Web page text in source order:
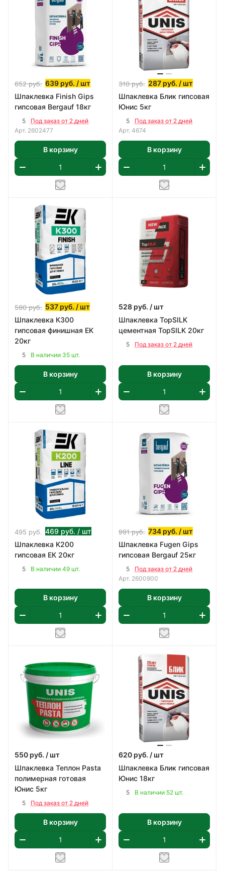
652руб. 639 руб. / шт
Шпаклевка Finish Gips
гипсовая Bergauf 18кг
5
Под заказ от 2 дней
Арт. 2602477
В корзину
310руб. 287 руб. / шт
Шпаклевка Блик гипсовая
Юнис 5кг
5
Под заказ от 2 дней
Арт. 4674
В корзину
590руб. 537 руб. / шт
Шпаклевка К300
гипсовая финишная EK
20кг
5 В наличии 35 шт.
В корзину
528 руб. / шт
Шпаклевка TopSILK
цементная TopSILK 20кг
5 Под заказ от 2 дней
В корзину
495 руб. 469 руб. / шт
Шпаклевка K200
гипсовая ЕК 20кг
5 В наличии 49 шт.
В корзину
991руб. 734 руб. / шт
Шпаклевка Fugen Gips
гипсовая Bergauf 25кг
5
Под заказ от 2 дней
Арт. 2600900
В корзину
550 руб. / шт
Шпаклевка Теплон Pasta
полимерная готовая
Юнис 5кг
5 Под заказ от 2 дней
В корзину
620 руб. / шт
Шпаклевка Блик гипсовая
Юнис 18кг
5 В наличии 52 шт.
В корзину